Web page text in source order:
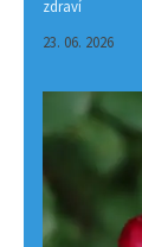
zdraví
23. 06. 2026